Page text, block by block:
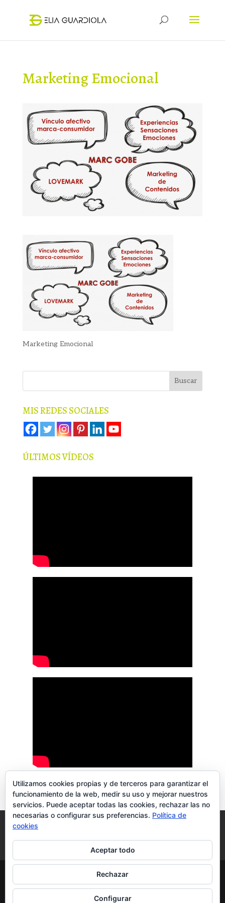
Marketing Emocional
Marketing Emocional
MIS REDES SOCIALES
ÚLTIMOS VÍDEOS
Blog
Más información sobre las cookies
Utilizamos cookies propias y de terceros para garantizar el
funcionamiento de la web, medir su uso y mejorar nuestros
servicios. Puede aceptar todas las cookies, rechazar las no
necesarias o configurar sus preferencias. Política de
cookies
Aceptar todo
Rechazar
Configurar